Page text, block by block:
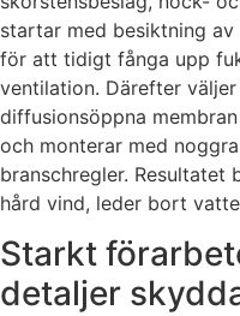
startar med besiktning
för att tidigt fånga upp
ventilation. Därefter
diffusionsöppna
och monterar med
branschregler.
hård vind, leder bort
Starkt
detaljer